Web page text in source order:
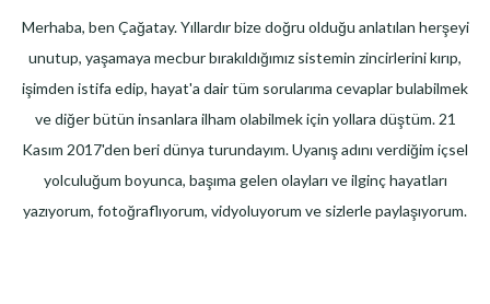
Merhaba, ben Çağatay. Yıllardır bize doğru olduğu anlatılan herşeyi
unutup, yaşamaya mecbur bırakıldığımız sistemin zincirlerini kırıp,
işimden istifa edip, hayat'a dair tüm sorularıma cevaplar bulabilmek
ve diğer bütün insanlara ilham olabilmek için yollara düştüm. 21
Kasım 2017'den beri dünya turundayım. Uyanış adını verdiğim içsel
yolculuğum boyunca, başıma gelen olayları ve ilginç hayatları
yazıyorum, fotoğraflıyorum, vidyoluyorum ve sizlerle paylaşıyorum.